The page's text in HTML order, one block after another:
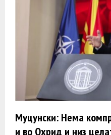
Муцунски: Нема
и во Охрид и низ